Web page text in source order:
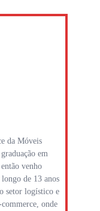
da Móveis
em
venho
de 13 anos
setor logístico e
onde